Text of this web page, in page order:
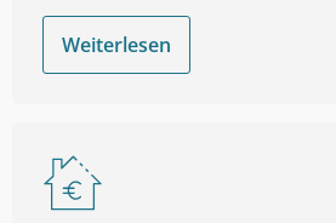
Weiterlesen